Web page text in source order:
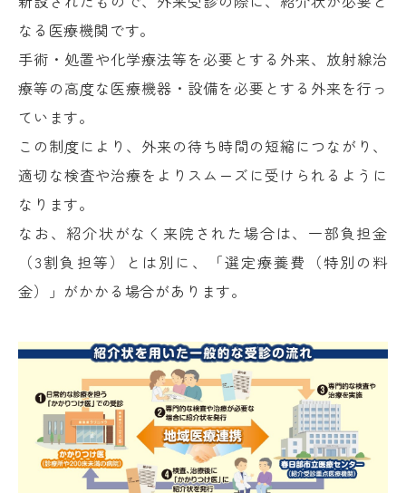
なる医療機関です。
手術・処置や化学療法等を必要とする外来、放射線治
療等の高度な医療機器・設備を必要とする外来を行っ
ています。
この制度により、外来の待ち時間の短縮につながり、
適切な検査や治療をよりスムーズに受けられるように
なります。
なお、紹介状がなく来院された場合は、一部負担金
（3割負担等）とは別に、「選定療養費（特別の料
金）」がかかる場合があります。